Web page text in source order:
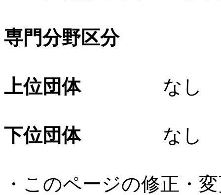
専門分野区分
上位団体なし
下位団体なし
・このページの修正・